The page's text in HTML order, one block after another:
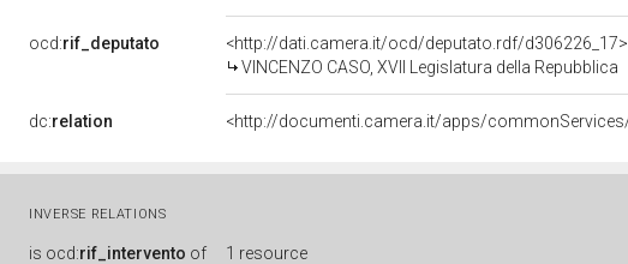
ocd:rif_deputato
<http://dati.camera.it/ocd/deputato.rdf/d306226_17>
VINCENZO CASO, XVII Legislatura della Repubblica
dc:relation
INVERSE RELATIONS
is ocd:rif_intervento of 1 resource